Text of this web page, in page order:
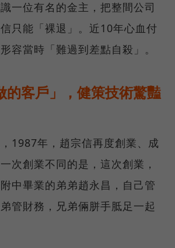
一位有名的金主，把整間公司
只能「裸退」。近10年心血付
容當時「難過到差點自殺」。
的客戶」，健策技術驚豔
1987年，趙宗信再度創業、成
次創業不同的是，這次創業，
中畢業的弟弟趙永昌，自己管
管財務，兄弟倆胼手胝足一起